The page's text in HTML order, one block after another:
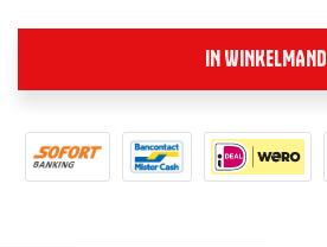
IN WINKELMAND